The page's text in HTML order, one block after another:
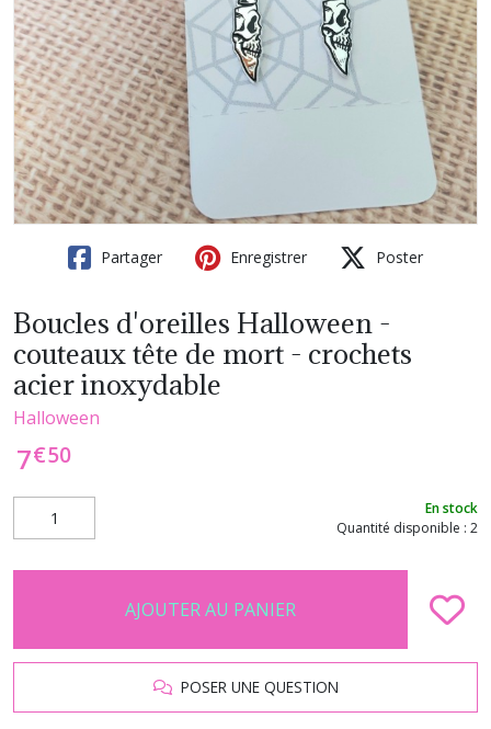
Partager Enregistrer Poster
Boucles d'oreilles Halloween -
couteaux tête de mort - crochets
acier inoxydable
Halloween
7€50
En stock
Quantité disponible : 2
AJOUTER AU PANIER
POSER UNE QUESTION